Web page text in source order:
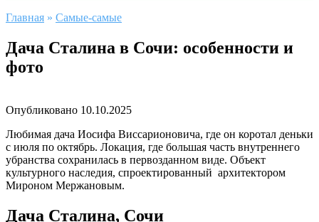
Главная » Самые-самые
Дача Сталина в Сочи: особенности и
фото
Опубликовано 10.10.2025
Любимая дача Иосифа Виссарионовича, где он коротал деньки
с июля по октябрь. Локация, где большая часть внутреннего
убранства сохранилась в первозданном виде. Объект
культурного наследия, спроектированный архитектором
Мироном Мержановым.
Дача Сталина, Сочи